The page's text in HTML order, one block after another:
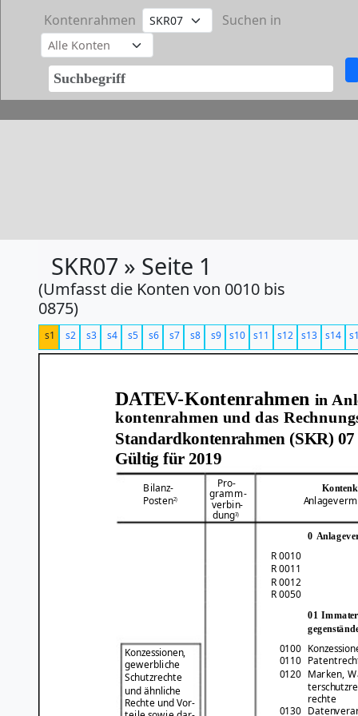
Kontenrahmen Suchen in
SKR07 » Seite 1
(Umfasst die Konten von 0010 bis
0875)
s1 s2 s3 s4 s5 s6 s7 s8 s9 s10 s11 s12 s13 s14
DATEV-Kontenrahmen in
kontenrahmen und das
Standardkontenrahmen (SKR) 07
Gültig für 2019
Pro-
Bilanz- gramm-
Posten2) verbin-
dung3)
0
R 0010
R 0011
R 0012
R 0050
01
0100
Konzessionen,
gewerbliche 0110
0120
Marken,
Schutzrechte
und ähnliche
Rechte und Vor-
rechte
0130